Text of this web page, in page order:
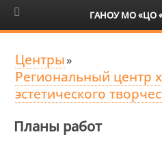
6+
Центры»
Региональный центр
эстетического
Планы работ
ГАНОУ МО «ЦО